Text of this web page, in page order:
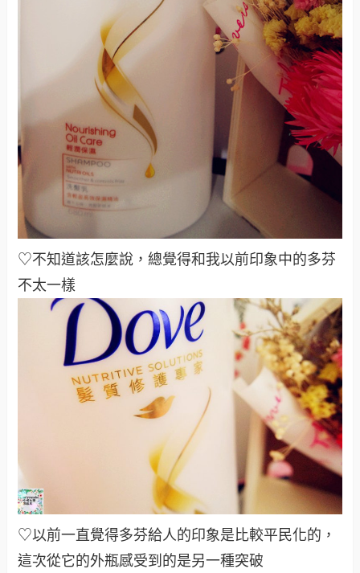
♡不知道該怎麼說，總覺得和我以前印象中的多芬
不太一樣
♡以前一直覺得多芬給人的印象是比較平民化的，
這次從它的外瓶感受到的是另一種突破